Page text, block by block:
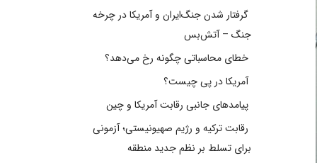
گرفتار شدن جنگ‌ایران و آمریکا در چرخه
جنگ – آتش‌بس
خطای محاسباتی چگونه رخ می‌دهد؟
آمریکا در پی چیست؟
پیامدهای جانبی رقابت آمریکا و چین
رقابت ترکیه و رژیم صهیونیستی؛ آزمونی
برای تسلط بر نظم جدید منطقه